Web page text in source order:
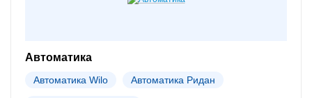
Автоматика
Автоматика Wilo Автоматика Ридан